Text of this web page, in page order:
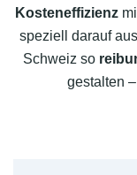
Kosteneffizienz
speziell darauf
Schweiz so
gestalten